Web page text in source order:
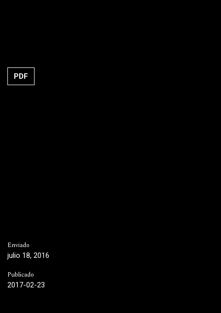
PDF
Enviado
julio 18, 2016
Publicado
2017-02-23